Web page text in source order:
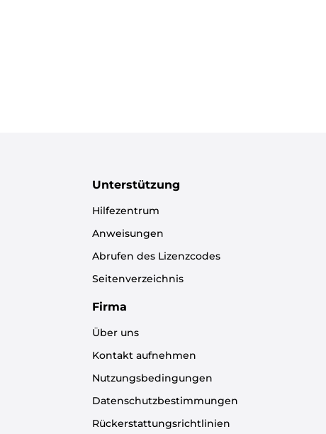
Unterstützung
Hilfezentrum
Anweisungen
Abrufen des Lizenzcodes
Seitenverzeichnis
Firma
Über uns
Kontakt aufnehmen
Nutzungsbedingungen
Datenschutzbestimmungen
Rückerstattungsrichtlinien